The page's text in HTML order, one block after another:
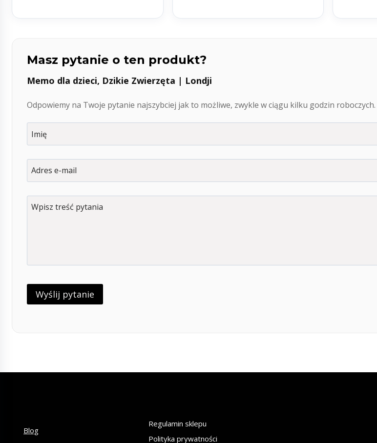
Masz pytanie o ten produkt?
Memo dla dzieci, Dzikie Zwierzęta | Londji
Odpowiemy na Twoje pytanie najszybciej jak to możliwe, zwykle w ciągu kilku godzin roboczych.
Blog
Regulamin sklepu
Polityka prywatności